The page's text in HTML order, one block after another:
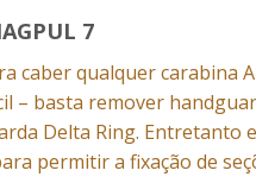
7
caber qualquer carabina
– basta remover
Delta Ring. Entretanto
permitir a fixação de